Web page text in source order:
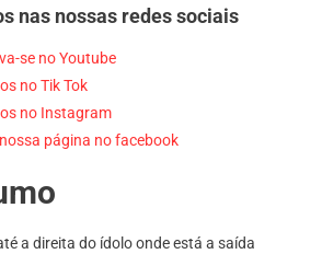
nas nossas redes sociais
se no Youtube
no Tik Tok
no Instagram
página no facebook
a direita do ídolo onde está a saída